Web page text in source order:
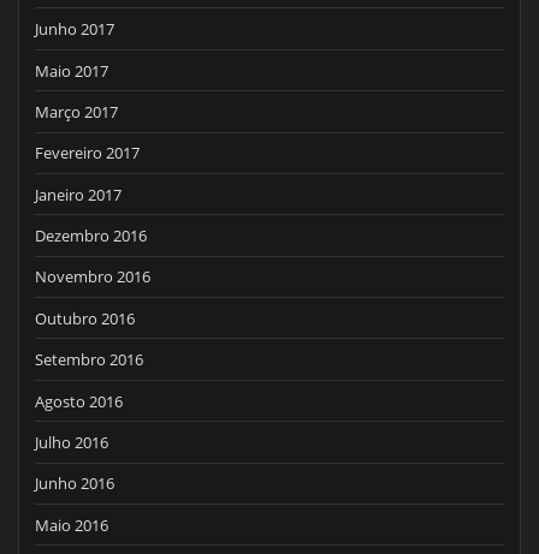
Junho 2017
Maio 2017
Março 2017
Fevereiro 2017
Janeiro 2017
Dezembro 2016
Novembro 2016
Outubro 2016
Setembro 2016
Agosto 2016
Julho 2016
Junho 2016
Maio 2016